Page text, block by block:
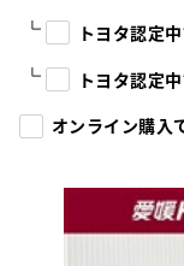
トヨタ認定
トヨタ認定
オンライン購入